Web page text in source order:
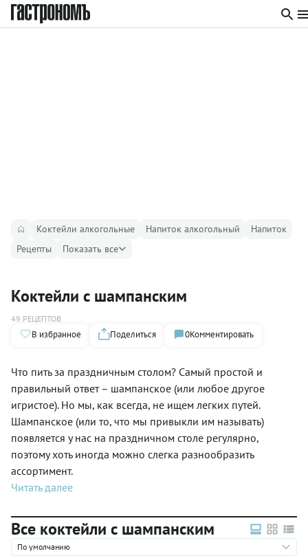
Коктейли алкогольные Напиток алкогольный
Напиток
Рецепты
Показать все
Коктейли с шампанским
49 РЕЦЕПТОВ
В избранное Поделиться 0Комментировать
Что пить за праздничным столом? Самый простой и
правильный ответ – шампанское (или любое другое
игристое). Но мы, как всегда, не ищем легких путей.
Шампанское (или то, что мы привыкли им называть)
появляется у нас на праздничном столе регулярно,
поэтому хоть иногда можно слегка разнообразить
ассортимент.
Читать далее
Все коктейли с шампанским
По умолчанию